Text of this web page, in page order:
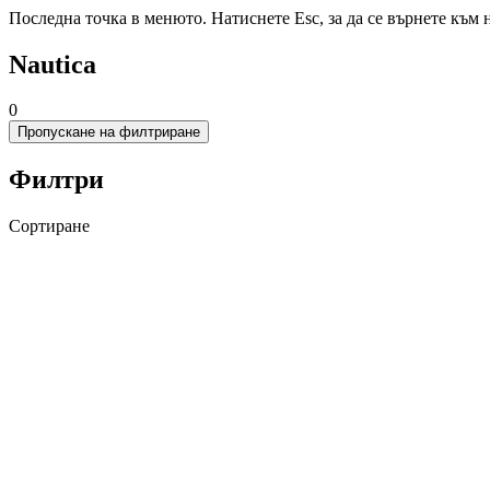
Последна точка в менюто. Натиснете Esc, за да се върнете към
Nautica
0
Пропускане на филтриране
Филтри
Сортиране